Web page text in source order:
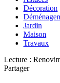
Décoration
Jardin
Maison
Travaux
Lecture :
Partager